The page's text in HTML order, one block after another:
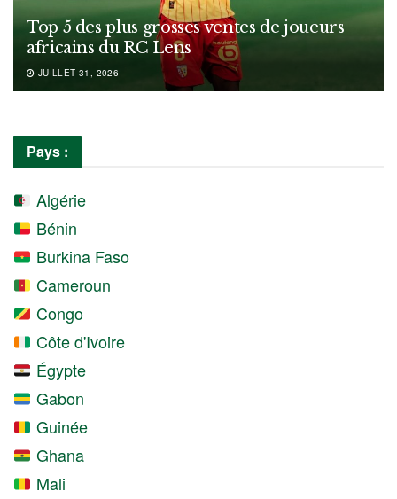
Top 5 des plus grosses ventes de joueurs
africains du RC Lens
JUILLET 31, 2026
Pays :
Algérie
Bénin
Burkina Faso
Cameroun
Congo
Côte d'Ivoire
Égypte
Gabon
Guinée
Ghana
Mali